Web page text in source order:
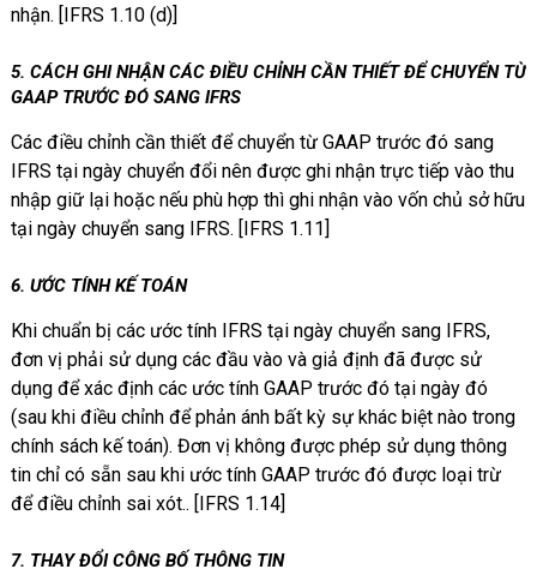
nhận. [IFRS 1.10 (d)]
5. CÁCH GHI NHẬN CÁC ĐIỀU CHỈNH CẦN THIẾT ĐỂ CHUYỂN TỪ
GAAP TRƯỚC ĐÓ SANG IFRS
Các điều chỉnh cần thiết để chuyển từ GAAP trước đó sang
IFRS tại ngày chuyển đổi nên được ghi nhận trực tiếp vào thu
nhập giữ lại hoặc nếu phù hợp thì ghi nhận vào vốn chủ sở hữu
tại ngày chuyển sang IFRS. [IFRS 1.11]
6. ƯỚC TÍNH KẾ TOÁN
Khi chuẩn bị các ước tính IFRS tại ngày chuyển sang IFRS,
đơn vị phải sử dụng các đầu vào và giả định đã được sử
dụng để xác định các ước tính GAAP trước đó tại ngày đó
(sau khi điều chỉnh để phản ánh bất kỳ sự khác biệt nào trong
chính sách kế toán). Đơn vị không được phép sử dụng thông
tin chỉ có sẵn sau khi ước tính GAAP trước đó được loại trừ
để điều chỉnh sai xót.. [IFRS 1.14]
7. THAY ĐỔI CÔNG BỐ THÔNG TIN